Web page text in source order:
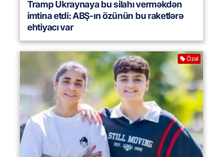
Tramp Ukraynaya bu silahı verməkdən
imtina etdi: ABŞ-ın özünün bu raketlərə
ehtiyacı var
Özəl